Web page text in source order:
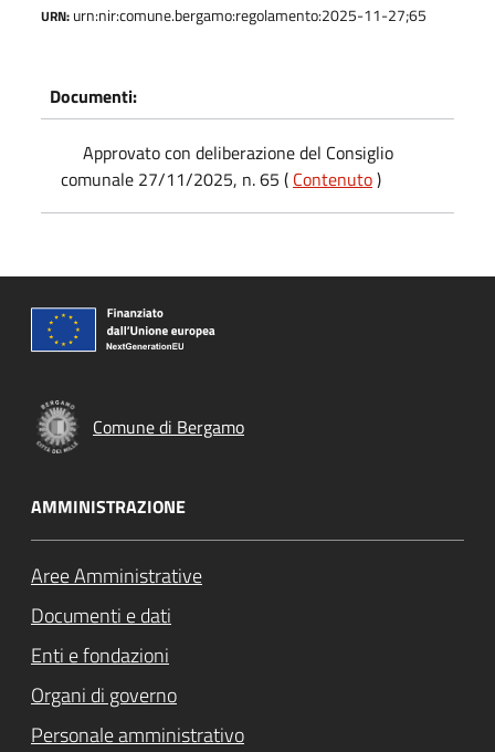
URN: urn:nir:comune.bergamo:regolamento:2025-11-27;65
Documenti:
Approvato con deliberazione del Consiglio
comunale 27/11/2025, n. 65 ( Contenuto)
Comune di Bergamo
AMMINISTRAZIONE
Aree Amministrative
Documenti e dati
Enti e fondazioni
Organi di governo
Personale amministrativo